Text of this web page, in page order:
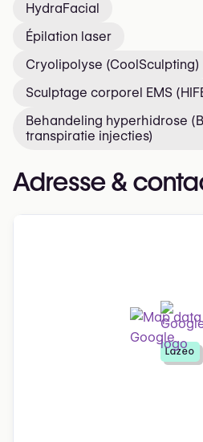
HydraFacial
Épilation laser
Cryolipolyse (CoolSculpting)
Sculptage corporel EMS
Behandeling hyperhidrose
transpiratie injecties)
Adresse &
Lazeo